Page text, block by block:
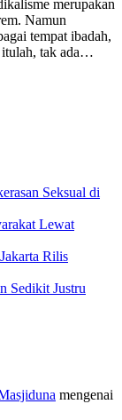
merupakan
Namun
tempat ibadah,
itulah, tak ada…
Seksual di
Lewat
Rilis
Sedikit Justru
mengenai